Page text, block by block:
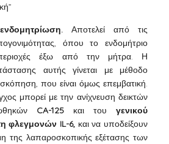
Αποτελεί από τις
όπου το ενδομήτριο
έξω από την μήτρα. Η
αυτής γίνεται με μέθοδο
που είναι όμως επεμβατική.
μπορεί με την ανίχνευση δεικτών
CA-125 και του γενικού
φλεγμονών IL-6, και να υποδείξουν
της λαπαροσκοπικής εξέτασης των